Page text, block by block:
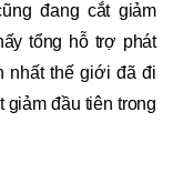
đang cắt giảm
tổng hỗ trợ phát
nhất thế giới đã đi
giảm đầu tiên trong